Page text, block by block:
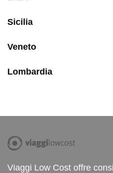
Sicilia
Veneto
Lombardia
Viaggi Low Cost offre